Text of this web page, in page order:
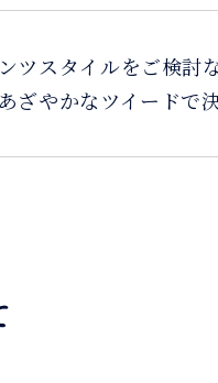
ツスタイルをご検討な
ざやかなツイードで